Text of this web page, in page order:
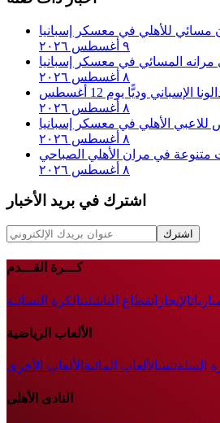
مسائي للأهلي في معسكر إسبانيا
٩ أغسطس ٢٠٢٦
مرانه المسائي في معسكر إسبانيا
٨ أغسطس ٢٠٢٦
الإسباني وديًّا يوم 12 أغسطس
٨ أغسطس ٢٠٢٦
للاعبي الأهلي في معسكر إسبانيا
٨ أغسطس ٢٠٢٦
متنوعة في مران الأهلي الصباحي
٨ أغسطس ٢٠٢٦
اشترك في بريد الأخبار
اشترك
كـــرة القـــدم
الإنجازاتقطاع الناشئينالكرة النسائية
الألعاب الرياضية
السلةتنسالألعاب المائية الألعاب الأخرى
النادى الأهلى